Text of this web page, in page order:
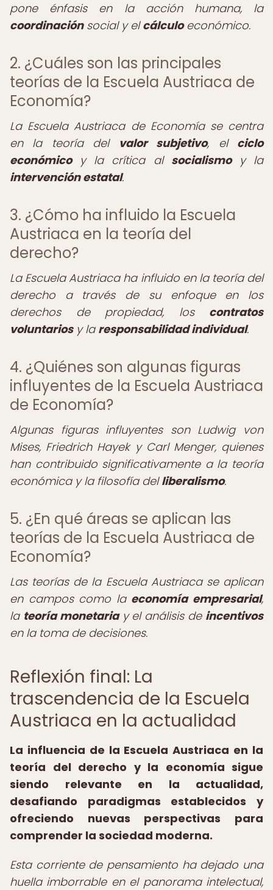
pone énfasis en la acción humana, la
coordinaciónsocial y elcálculoeconómico.
2. ¿Cuáles son las principales
teorías de la Escuela Austriaca de
Economía?
La Escuela Austriaca de Economía se centra
en la teoría del valor subjetivo, el ciclo
económicoy la crítica al socialismoy la
intervención estatal.
3. ¿Cómo ha influido la Escuela
Austriaca en la teoría del
derecho?
La Escuela Austriaca ha influido en la teoría del
derecho a través de su enfoque en los
derechos de propiedad, los contratos
voluntariosy la responsabilidad individual.
4. ¿Quiénes son algunas figuras
influyentes de la Escuela Austriaca
de Economía?
Algunas figuras influyentes son Ludwig von
Mises, Friedrich Hayek y Carl Menger, quienes
han contribuido significativamente a la teoría
económica y la filosofía delliberalismo.
5. ¿En qué áreas se aplican las
teorías de la Escuela Austriaca de
Economía?
Las teorías de la Escuela Austriaca se aplican
en campos como la economía empresarial,
la teoría monetariay el análisis de incentivos
en la toma de decisiones.
Reflexión final: La
trascendencia de la Escuela
Austriaca en la actualidad
La influencia de la Escuela Austriaca en la
teoría del derecho y la economía sigue
siendo relevante en la actualidad,
desafiando paradigmas establecidos y
ofreciendo nuevas perspectivas para
comprender la sociedad moderna.
Esta corriente de pensamiento ha dejado una
huella imborrable en el panorama intelectual,